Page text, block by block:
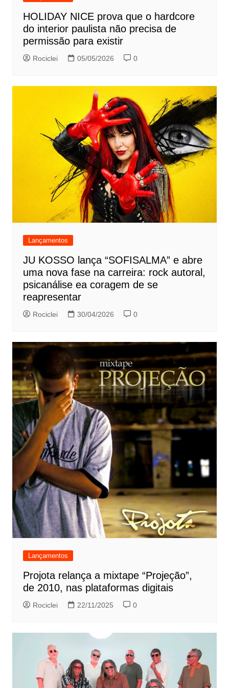
HOLIDAY NICE prova que o hardcore
do interior paulista não precisa de
permissão para existir
Rociclei 05/05/2026 0
Lançamentos
JU KOSSO lança “SOFISALMA” e abre
uma nova fase na carreira: rock autoral,
psicanálise ea coragem de se
reapresentar
Rociclei 30/04/2026 0
Lançamentos
Projota relança a mixtape “Projeção”,
de 2010, nas plataformas digitais
Rociclei 22/11/2025 0